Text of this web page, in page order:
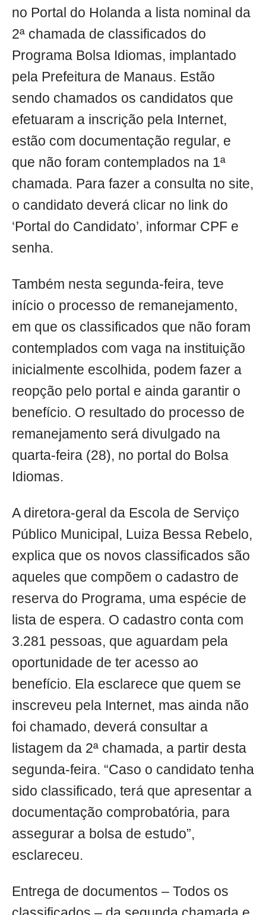
no Portal do Holanda a lista nominal da
2ª chamada de classificados do
Programa Bolsa Idiomas, implantado
pela Prefeitura de Manaus. Estão
sendo chamados os candidatos que
efetuaram a inscrição pela Internet,
estão com documentação regular, e
que não foram contemplados na 1ª
chamada. Para fazer a consulta no site,
o candidato deverá clicar no link do
‘Portal do Candidato’, informar CPF e
senha.
Também nesta segunda-feira, teve
início o processo de remanejamento,
em que os classificados que não foram
contemplados com vaga na instituição
inicialmente escolhida, podem fazer a
reopção pelo portal e ainda garantir o
benefício. O resultado do processo de
remanejamento será divulgado na
quarta-feira (28), no portal do Bolsa
Idiomas.
A diretora-geral da Escola de Serviço
Público Municipal, Luiza Bessa Rebelo,
explica que os novos classificados são
aqueles que compõem o cadastro de
reserva do Programa, uma espécie de
lista de espera. O cadastro conta com
3.281 pessoas, que aguardam pela
oportunidade de ter acesso ao
benefício. Ela esclarece que quem se
inscreveu pela Internet, mas ainda não
foi chamado, deverá consultar a
listagem da 2ª chamada, a partir desta
segunda-feira. “Caso o candidato tenha
sido classificado, terá que apresentar a
documentação comprobatória, para
assegurar a bolsa de estudo”,
esclareceu.
Entrega de documentos – Todos os